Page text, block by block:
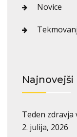
Novice
Najnovejši
Teden zdravja
2. julija, 2026